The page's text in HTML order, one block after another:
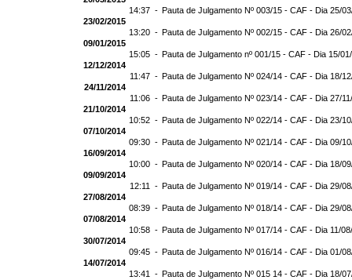
14:37 - Pauta de Julgamento Nº 003/15 - CAF - Dia 25/
23/02/2015
13:20 - Pauta de Julgamento Nº 002/15 - CAF - Dia 26/
09/01/2015
15:05 - Pauta de Julgamento nº 001/15 - CAF - Dia 15/
12/12/2014
11:47 - Pauta de Julgamento Nº 024/14 - CAF - Dia 18/
24/11/2014
11:06 - Pauta de Julgamento Nº 023/14 - CAF - Dia 27/
21/10/2014
10:52 - Pauta de Julgamento Nº 022/14 - CAF - Dia 23/
07/10/2014
09:30 - Pauta de Julgamento Nº 021/14 - CAF - Dia 09/
16/09/2014
10:00 - Pauta de Julgamento Nº 020/14 - CAF - Dia 18/
09/09/2014
12:11 - Pauta de Julgamento Nº 019/14 - CAF - Dia 29/
27/08/2014
08:39 - Pauta de Julgamento Nº 018/14 - CAF - Dia 29/
07/08/2014
10:58 - Pauta de Julgamento Nº 017/14 - CAF - Dia 11/
30/07/2014
09:45 - Pauta de Julgamento Nº 016/14 - CAF - Dia 01/
14/07/2014
13:41 - Pauta de Julgamento Nº 015 14 - CAF - Dia 18/